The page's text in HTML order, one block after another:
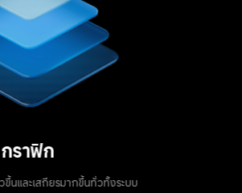
การเรนเดอร์ทำได้เร็วขึ้นและเสถียรมากขึ้นทั่วทั้งระบบ